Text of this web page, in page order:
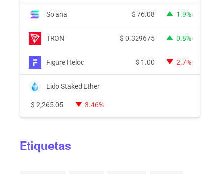
Solana $ 76.08 1.9%
TRON $ 0.329675 0.8%
Figure Heloc $ 1.00 2.7%
Lido Staked Ether
$ 2,265.05 3.46%
Etiquetas